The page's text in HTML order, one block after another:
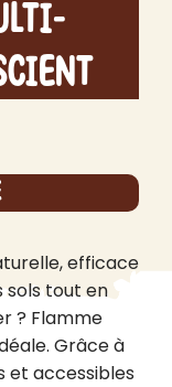
efficace
tout en
? Flamme
Grâce à
et accessibles